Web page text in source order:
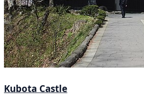
Kubota Castle